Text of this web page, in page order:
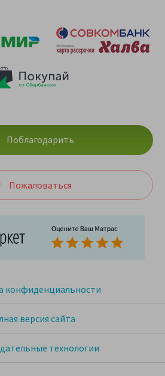
конфиденциальности
версия сайта
технологии
Поблагодарить
Пожаловаться